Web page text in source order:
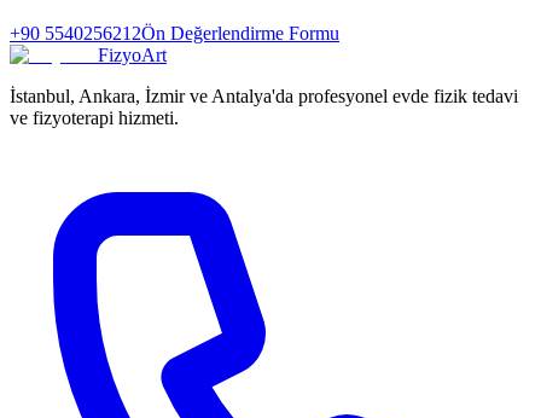
+90 5540256212Ön Değerlendirme Formu
FizyoArt
İstanbul, Ankara, İzmir ve Antalya'da profesyonel evde fizik tedavi
ve fizyoterapi hizmeti.